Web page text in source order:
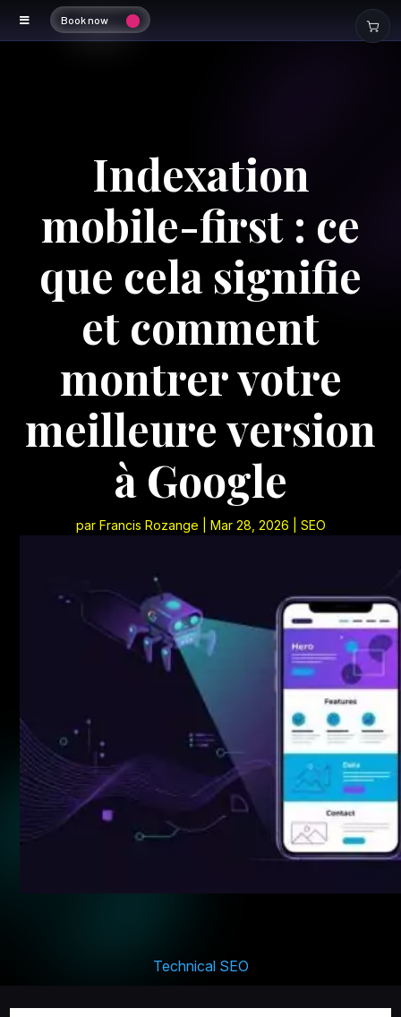
Book now
Indexation
mobile-first : ce
que cela signifie
et comment
montrer votre
meilleure version
à Google
par Francis Rozange Mar 28, 2026 SEO
Technical SEO